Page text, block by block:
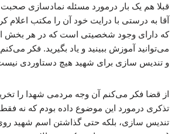
قبلا هم یک بار درمورد مسئله نمادسازی
آقا به درستی با درایت خود آن را مکتب اعلام
که دارای وجود شخصیتی است که در هر بخش
می‌توانید آموزش ببینید و یاد بگیرید. فکر
و تندیس سازی برای شهید هیچ دستاوردی
از قضا فکر می‌کنم آن وجه مردمی شهدا را
تذکری درمورد این موضوع داده بودم که نه
تندیس سازی، بلکه حتی گذاشتن اسم شهید روی